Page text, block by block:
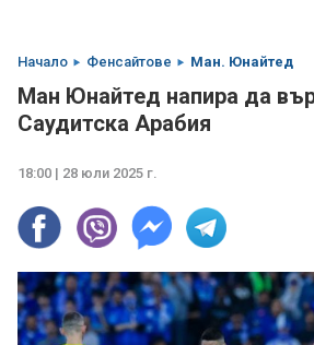
Начало Фенсайтове Ман. Юнайтед
Ман Юнайтед напира да
Саудитска Арабия
18:00 | 28 юли 2025 г.